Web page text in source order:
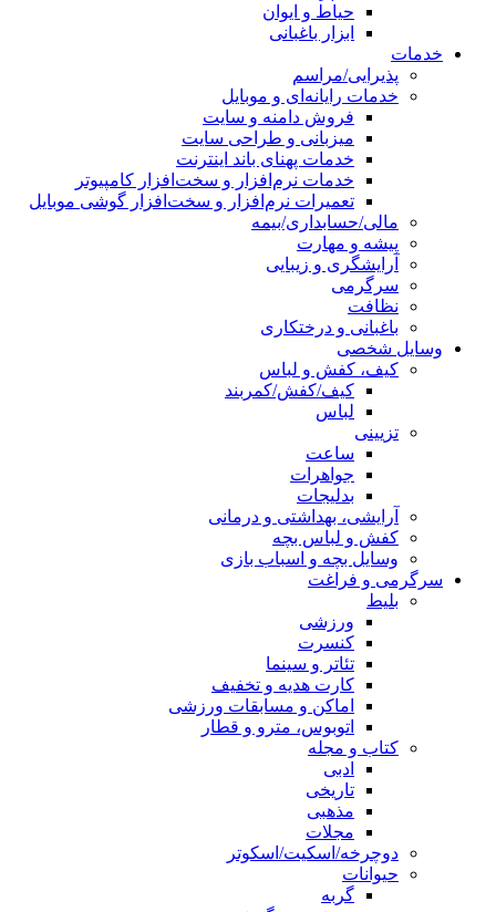
حیاط و ایوان
ابزار باغبانی
خدمات
پذیرایی/مراسم
خدمات رایانه‌ای و موبایل
فروش دامنه و سایت
میزبانی و طراحی سایت
خدمات پهنای باند اینترنت
خدمات نرم‌افزار و سخت‌افزار کامپیوتر
تعمیرات نرم‌افزار و سخت‌افزار گوشی موبایل
مالی/حسابداری/بیمه
پیشه و مهارت
آرایشگری و زیبایی
سرگرمی
نظافت
باغبانی و درختکاری
وسایل شخصی
کیف، کفش و لباس
کیف/کفش/کمربند
لباس
تزیینی
ساعت
جواهرات
بدلیجات
آرایشی، بهداشتی و درمانی
کفش و لباس بچه
وسایل بچه و اسباب بازی
سرگرمی و فراغت
بلیط
ورزشی
کنسرت
تئاتر و سینما
کارت هدیه و تخفیف
اماکن و مسابقات ورزشی
اتوبوس، مترو و قطار
کتاب و مجله
ادبی
تاریخی
مذهبی
مجلات
دوچرخه/اسکیت/اسکوتر
حیوانات
گربه